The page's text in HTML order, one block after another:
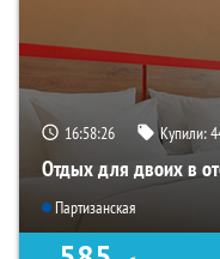
16:58:25 Купили:
Отдых для двоих в
Партизанская